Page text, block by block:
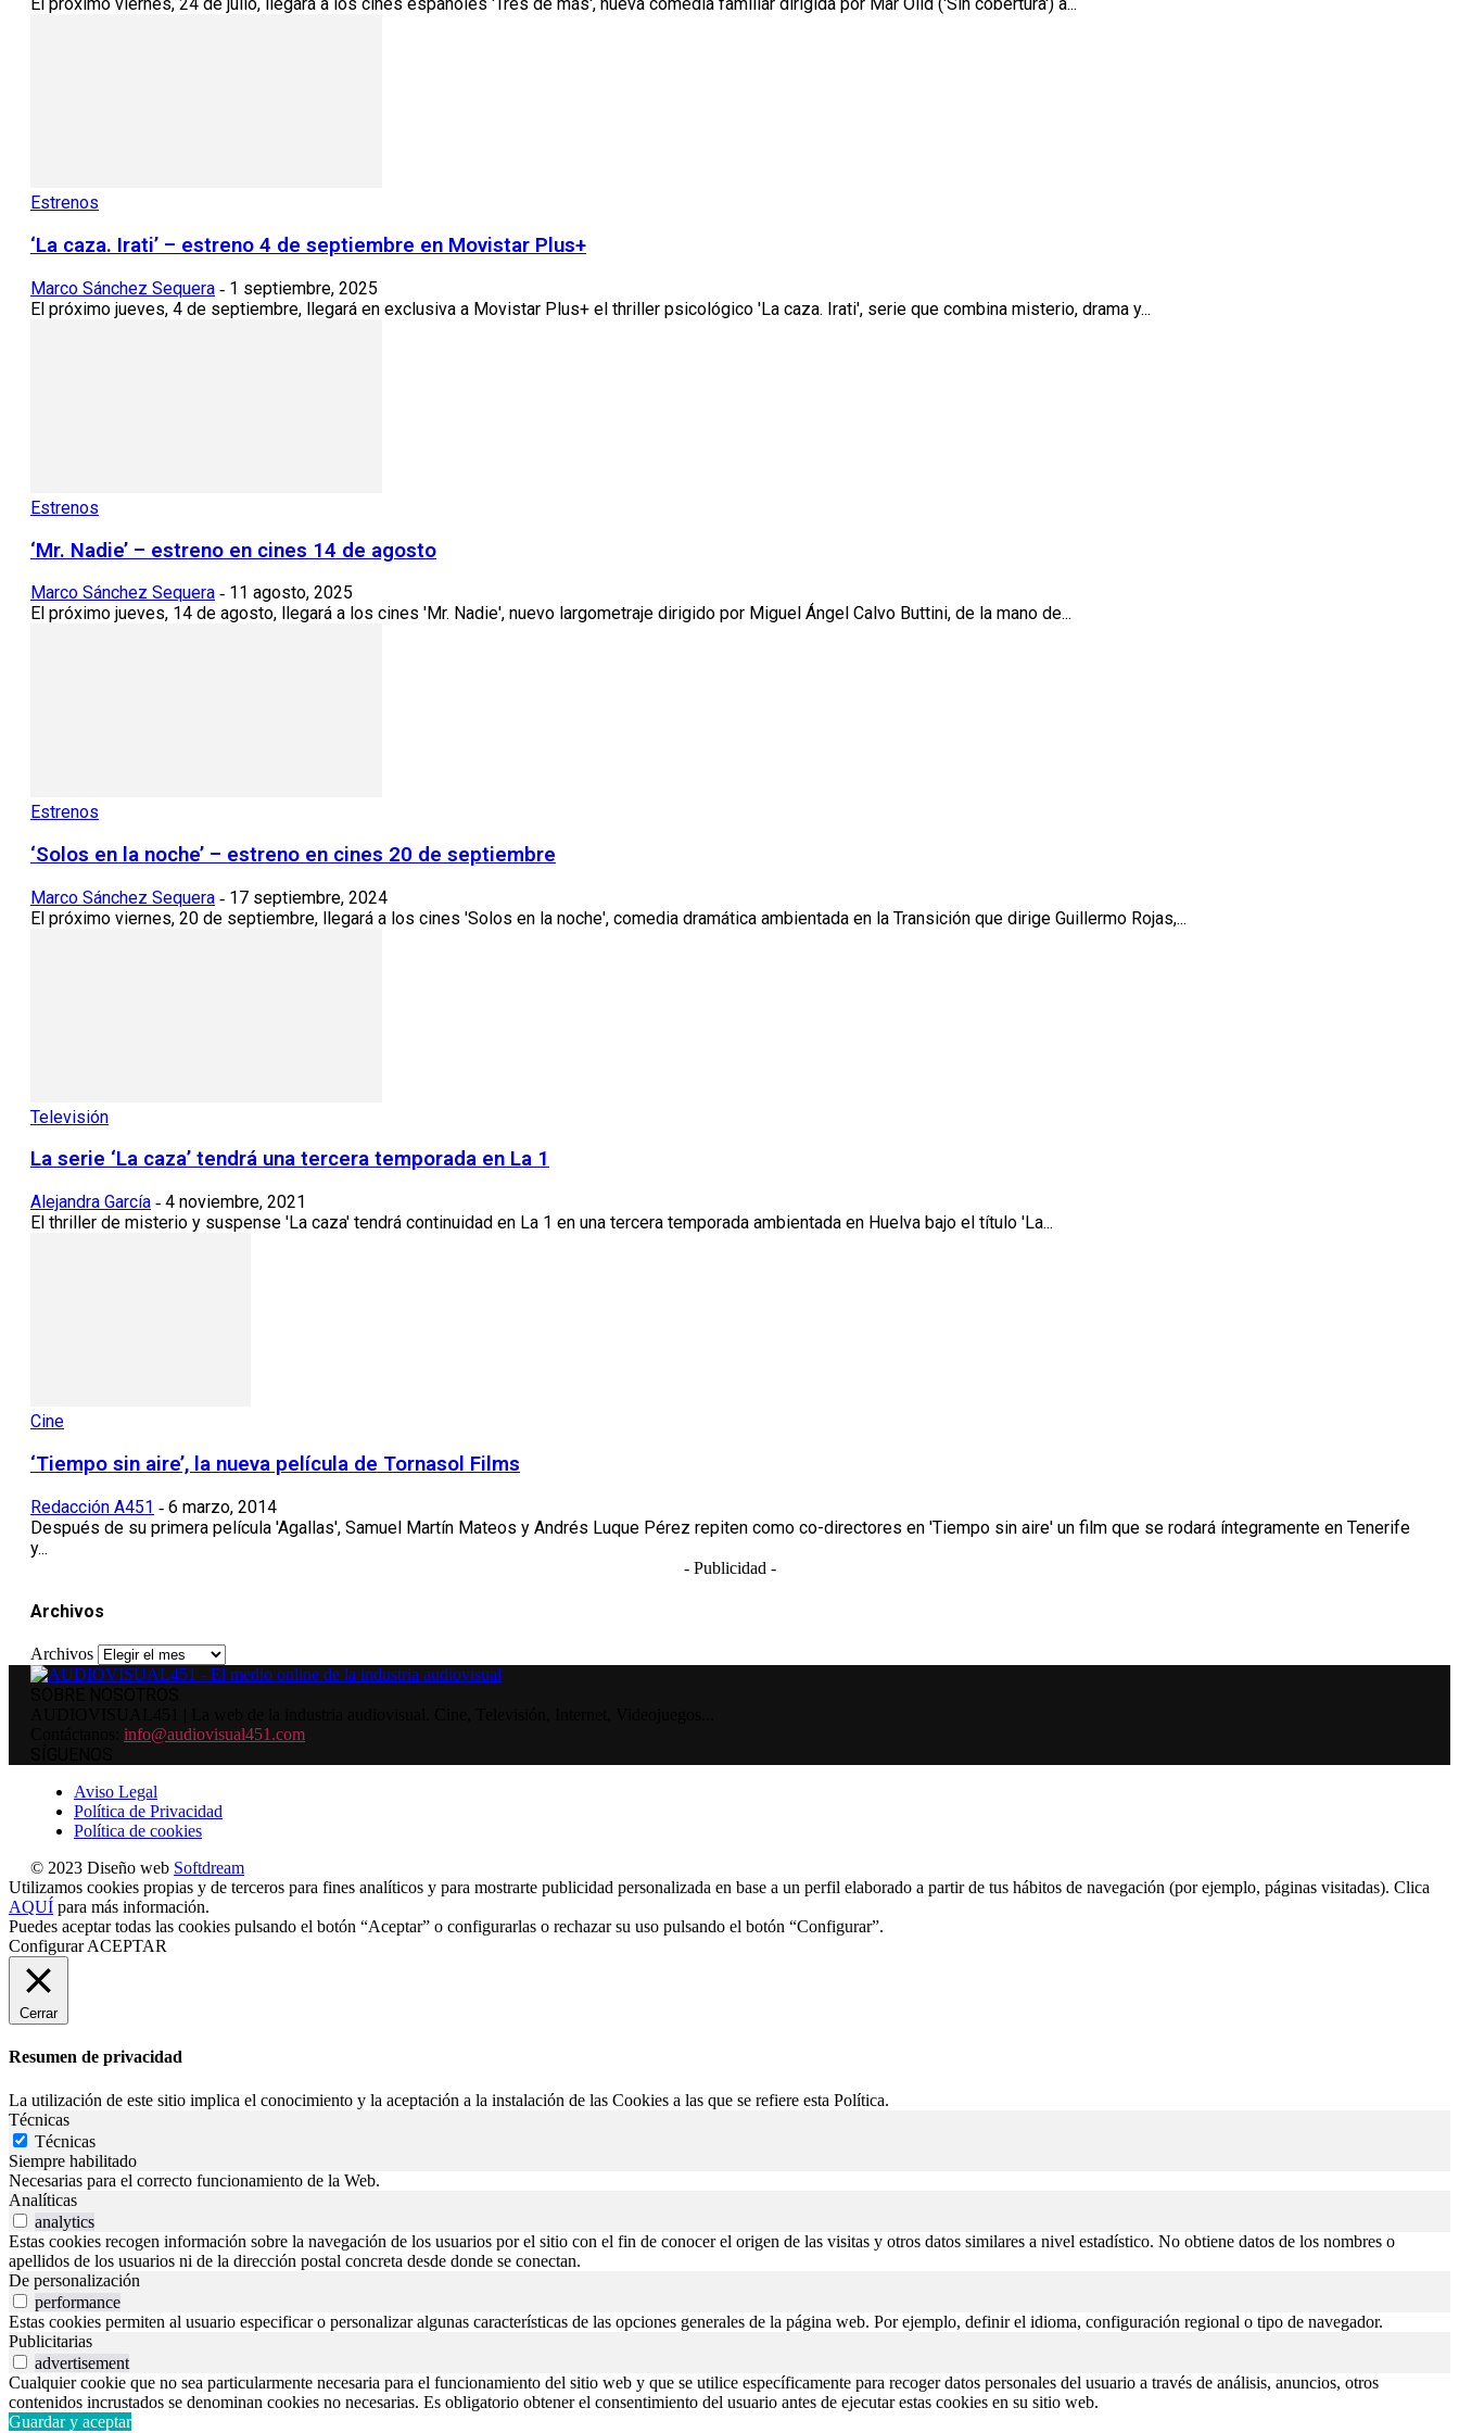
El próximo viernes, 24 de julio, llegará a los cines españoles 'Tres de más', nueva comedia familiar dirigida por Mar Olid ('Sin cobertura') a...
Estrenos
‘La caza. Irati’ – estreno 4 de septiembre en Movistar Plus+
Marco Sánchez Sequera - 1 septiembre, 2025
El próximo jueves, 4 de septiembre, llegará en exclusiva a Movistar Plus+ el thriller psicológico 'La caza. Irati', serie que combina misterio, drama y...
Estrenos
‘Mr. Nadie’ – estreno en cines 14 de agosto
Marco Sánchez Sequera - 11 agosto, 2025
El próximo jueves, 14 de agosto, llegará a los cines 'Mr. Nadie', nuevo largometraje dirigido por Miguel Ángel Calvo Buttini, de la mano de...
Estrenos
‘Solos en la noche’ – estreno en cines 20 de septiembre
Marco Sánchez Sequera - 17 septiembre, 2024
El próximo viernes, 20 de septiembre, llegará a los cines 'Solos en la noche', comedia dramática ambientada en la Transición que dirige Guillermo Rojas,...
Televisión
La serie ‘La caza’ tendrá una tercera temporada en La 1
Alejandra García - 4 noviembre, 2021
El thriller de misterio y suspense 'La caza' tendrá continuidad en La 1 en una tercera temporada ambientada en Huelva bajo el título 'La...
Cine
‘Tiempo sin aire’, la nueva película de Tornasol Films
Redacción A451 - 6 marzo, 2014
Después de su primera película 'Agallas', Samuel Martín Mateos y Andrés Luque Pérez repiten como co-directores en 'Tiempo sin aire' un film que se rodará íntegramente en Tenerife
y...
- Publicidad -
Archivos
Archivos
info@audiovisual451.com
Aviso Legal
Política de Privacidad
Política de cookies
© 2023 Diseño web Softdream
Utilizamos cookies propias y de terceros para fines analíticos y para mostrarte publicidad personalizada en base a un perfil elaborado a partir de tus hábitos de navegación (por ejemplo, páginas visitadas). Clica
AQUÍ para más información.
Puedes aceptar todas las cookies pulsando el botón “Aceptar” o configurarlas o rechazar su uso pulsando el botón “Configurar”.
Configurar ACEPTAR
Cerrar
Resumen de privacidad
La utilización de este sitio implica el conocimiento y la aceptación a la instalación de las Cookies a las que se refiere esta Política.
Técnicas
Técnicas
Siempre habilitado
Necesarias para el correcto funcionamiento de la Web.
Analíticas
analytics
Estas cookies recogen información sobre la navegación de los usuarios por el sitio con el fin de conocer el origen de las visitas y otros datos similares a nivel estadístico. No obtiene datos de los nombres o
apellidos de los usuarios ni de la dirección postal concreta desde donde se conectan.
De personalización
performance
Estas cookies permiten al usuario especificar o personalizar algunas características de las opciones generales de la página web. Por ejemplo, definir el idioma, configuración regional o tipo de navegador.
Publicitarias
advertisement
Cualquier cookie que no sea particularmente necesaria para el funcionamiento del sitio web y que se utilice específicamente para recoger datos personales del usuario a través de análisis, anuncios, otros
contenidos incrustados se denominan cookies no necesarias. Es obligatorio obtener el consentimiento del usuario antes de ejecutar estas cookies en su sitio web.
Guardar y aceptar